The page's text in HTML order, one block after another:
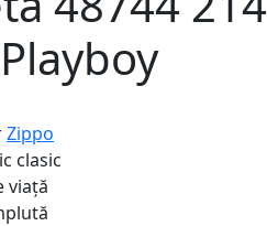
Zippo
clasic
viață